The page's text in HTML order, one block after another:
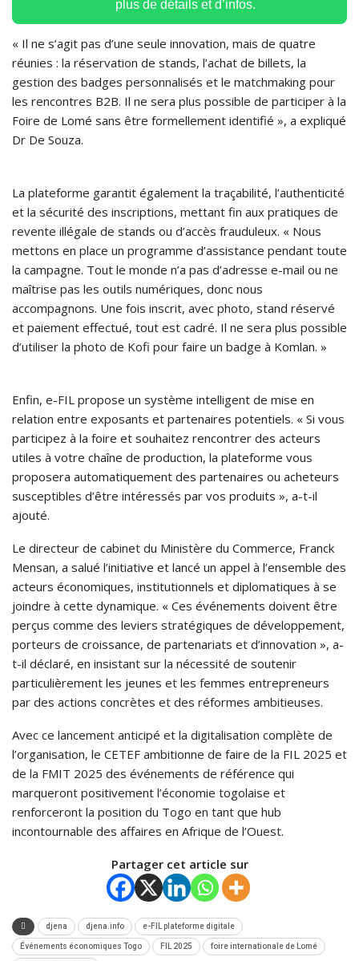
plus de détails et d’infos.
« Il ne s’agit pas d’une seule innovation, mais de quatre
réunies : la réservation de stands, l’achat de billets, la
gestion des badges personnalisés et le matchmaking pour
les rencontres B2B. Il ne sera plus possible de participer à la
Foire de Lomé sans être formellement identifié », a expliqué
Dr De Souza.
La plateforme garantit également la traçabilité, l’authenticité
et la sécurité des inscriptions, mettant fin aux pratiques de
revente illégale de stands ou d’accès frauduleux. « Nous
mettons en place un programme d’assistance pendant toute
la campagne. Tout le monde n’a pas d’adresse e-mail ou ne
maîtrise pas les outils numériques, donc nous
accompagnons. Une fois inscrit, avec photo, stand réservé
et paiement effectué, tout est cadré. Il ne sera plus possible
d’utiliser la photo de Kofi pour faire un badge à Komlan. »
Enfin, e-FIL propose un système intelligent de mise en
relation entre exposants et partenaires potentiels. « Si vous
participez à la foire et souhaitez rencontrer des acteurs
utiles à votre chaîne de production, la plateforme vous
proposera automatiquement des partenaires ou acheteurs
susceptibles d’être intéressés par vos produits », a-t-il
ajouté.
Le directeur de cabinet du Ministère du Commerce, Franck
Mensan, a salué l’initiative et lancé un appel à l’ensemble des
acteurs économiques, institutionnels et diplomatiques à se
joindre à cette dynamique. « Ces événements doivent être
perçus comme des leviers stratégiques de développement,
porteurs de croissance, de partenariats et d’innovation », a-
t-il déclaré, en insistant sur la nécessité de soutenir
particulièrement les jeunes et les femmes entrepreneurs
par des actions concrètes et des réformes ambitieuses.
Avec ce lancement anticipé et la digitalisation complète de
l’organisation, le CETEF ambitionne de faire de la FIL 2025 et
de la FMIT 2025 des événements de référence qui
marqueront positivement l’économie togolaise et
renforceront la position du Togo en tant que hub
incontournable des affaires en Afrique de l’Ouest.
Partager cet article sur
djena djena.info e-FIL plateforme digitale
Événements économiques Togo FIL 2025 foire internationale de Lomé